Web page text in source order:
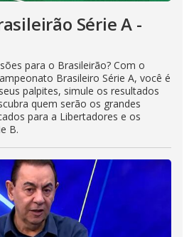
Série A -
para o Brasileirão? Com o
Brasileiro Série A, você é
palpites, simule os resultados
quem serão os grandes
para a Libertadores e os
B.